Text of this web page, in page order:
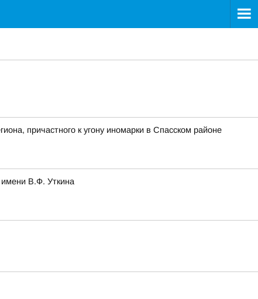
причастного к угону иномарки в Спасском районе
имени В.Ф. Уткина